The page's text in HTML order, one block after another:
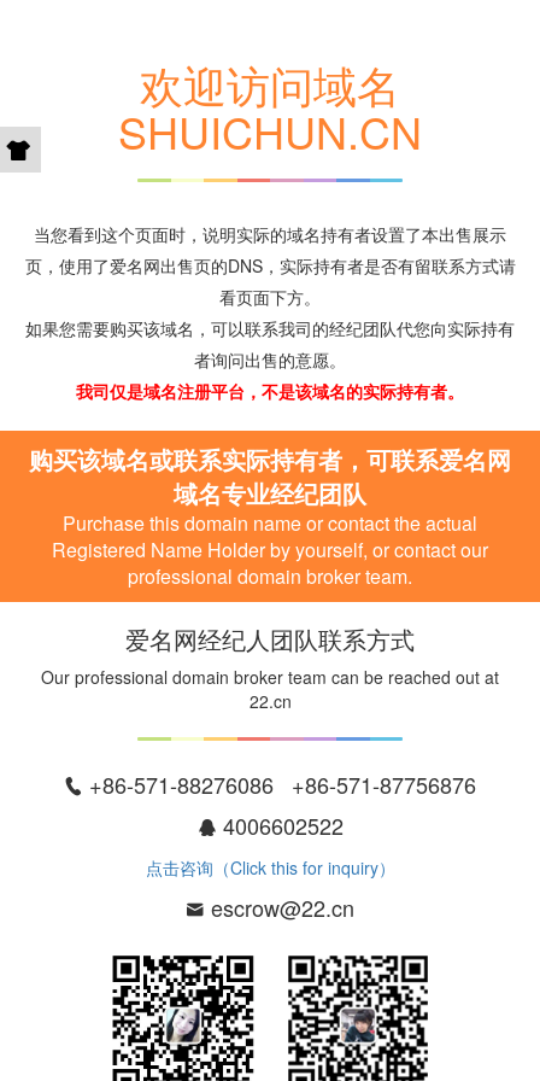
欢迎访问域名
SHUICHUN.CN
当您看到这个页面时，说明实际的域名持有者设置了本出售展示
页，使用了爱名网出售页的DNS，实际持有者是否有留联系方式请
看页面下方。
如果您需要购买该域名，可以联系我司的经纪团队代您向实际持有
者询问出售的意愿。
我司仅是域名注册平台，不是该域名的实际持有者。
购买该域名或联系实际持有者，可联系爱名网
域名专业经纪团队
Purchase this domain name or contact the actual
Registered Name Holder by yourself, or contact our
professional domain broker team.
爱名网经纪人团队联系方式
Our professional domain broker team can be reached out at
22.cn
+86-571-88276086 +86-571-87756876
4006602522
点击咨询（Click this for inquiry）
escrow@22.cn